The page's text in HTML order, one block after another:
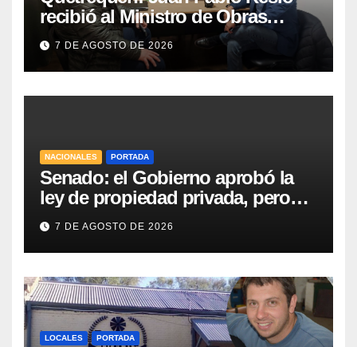
recibió al Ministro de Obras
Públicas y al Presidente de
Vialidad para recorrer la ruta a
Villa Huidobro
7 DE AGOSTO DE 2026
NACIONALES PORTADA
Senado: el Gobierno aprobó la
ley de propiedad privada, pero
tuvo que quitar otro capítulo
7 DE AGOSTO DE 2026
LOCALES PORTADA